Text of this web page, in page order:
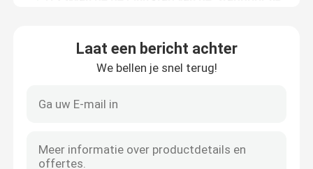
Recht Routerbeetje
Gezamenlijke freesbit
Laat een bericht achter
We bellen je snel terug!